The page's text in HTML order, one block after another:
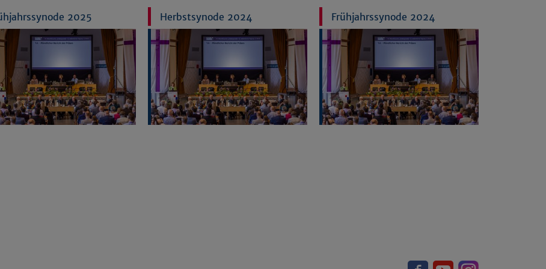
2025 Herbstsynode 2024 Frühjahrssynode 2024